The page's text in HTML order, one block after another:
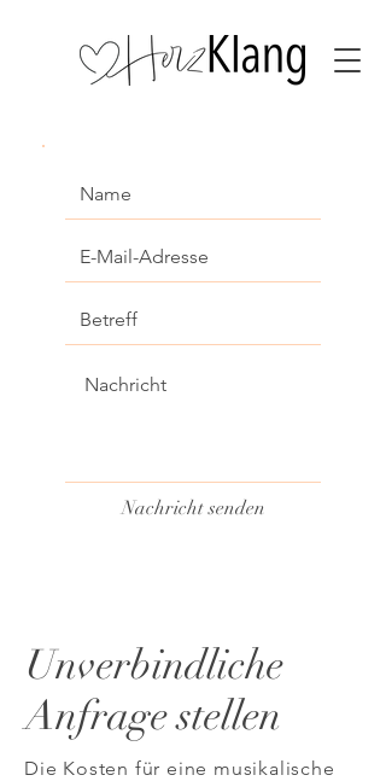
Nachricht senden
Unverbindliche
Anfrage stellen
Die Kosten für eine musikalische